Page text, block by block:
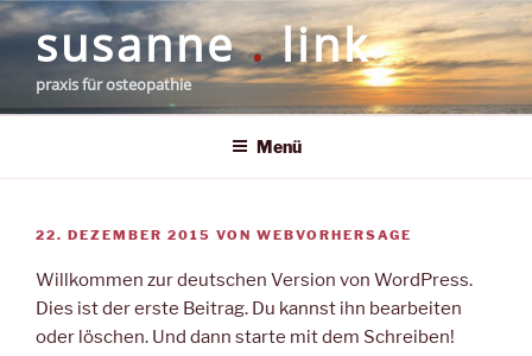
Zum
Inhaltsusanne.link
praxis für osteopathie
Menü
VERÖFFENTLICHT
22. DEZEMBER 2015 VON WEBVORHERSAGE
Willkommen zur deutschen Version von WordPress.
Dies ist der erste Beitrag. Du kannst ihn bearbeiten
oder löschen. Und dann starte mit dem Schreiben!